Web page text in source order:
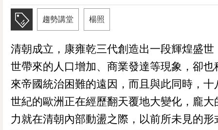
趨勢講堂 楊照
清朝成立，康雍乾三代創造出一段輝煌盛世
世帶來的人口增加、商業發達等現象，卻也
來帝國統治困難的遠因，而且與此同時，十
世紀的歐洲正在經歷翻天覆地大變化，龐大
力就在清朝內部動盪之際，以前所未見的形